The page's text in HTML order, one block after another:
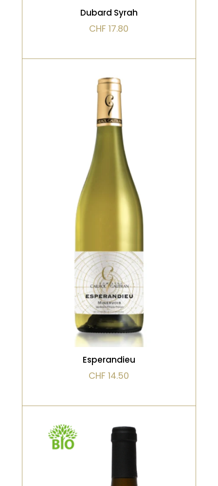
Dubard Syrah
CHF 17.80
Bio, Blanc
Nez très frais, notes de pêches
blanches, de poires. Belle matière
en bouche, de l’acidité et de la
VOIR LE PRODUIT
Esperandieu
CHF 14.50